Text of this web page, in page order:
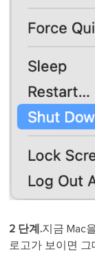
2 단계.지금 Mac
로고가 보이면 그